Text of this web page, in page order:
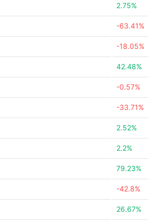
2.75%
-63.41%
-18.05%
42.48%
-0.57%
-33.71%
2.52%
2.2%
79.23%
-42.8%
26.67%